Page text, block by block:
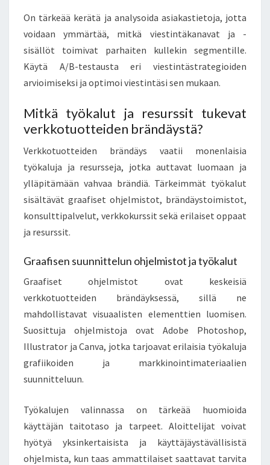
On tärkeää kerätä ja analysoida asiakastietoja, jotta
voidaan ymmärtää, mitkä viestintäkanavat ja -
sisällöt toimivat parhaiten kullekin segmentille.
Käytä A/B-testausta eri viestintästrategioiden
arvioimiseksi ja optimoi viestintäsi sen mukaan.
Mitkä työkalut ja resurssit tukevat
verkkotuotteiden brändäystä?
Verkkotuotteiden brändäys vaatii monenlaisia
työkaluja ja resursseja, jotka auttavat luomaan ja
ylläpitämään vahvaa brändiä. Tärkeimmät työkalut
sisältävät graafiset ohjelmistot, brändäystoimistot,
konsulttipalvelut, verkkokurssit sekä erilaiset oppaat
ja resurssit.
Graafisen suunnittelun ohjelmistot ja työkalut
Graafiset ohjelmistot ovat keskeisiä
verkkotuotteiden brändäyksessä, sillä ne
mahdollistavat visuaalisten elementtien luomisen.
Suosittuja ohjelmistoja ovat Adobe Photoshop,
Illustrator ja Canva, jotka tarjoavat erilaisia työkaluja
grafiikoiden ja markkinointimateriaalien
suunnitteluun.
Työkalujen valinnassa on tärkeää huomioida
käyttäjän taitotaso ja tarpeet. Aloittelijat voivat
hyötyä yksinkertaisista ja käyttäjäystävällisistä
ohjelmista, kun taas ammattilaiset saattavat tarvita